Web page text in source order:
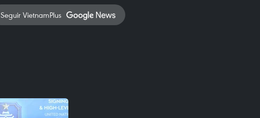
Seguir VietnamPlus